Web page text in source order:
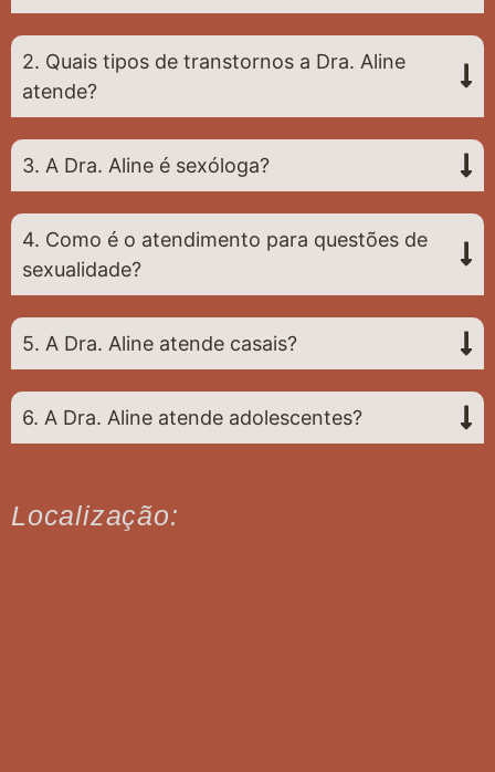
2. Quais tipos de transtornos a Dra. Aline
atende?
3. A Dra. Aline é sexóloga?
4. Como é o atendimento para questões de
sexualidade?
5. A Dra. Aline atende casais?
6. A Dra. Aline atende adolescentes?
Localização: